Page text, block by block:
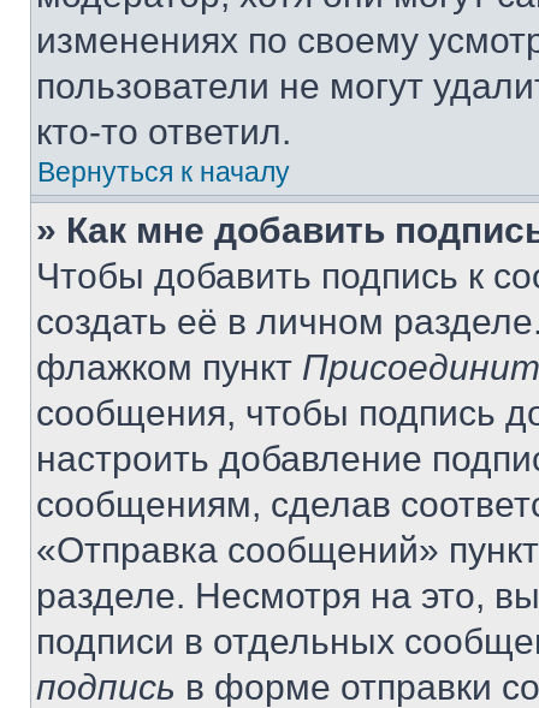
изменениях по своему
пользователи не могут
кто-то ответил.
Вернуться к началу
» Как мне добавить
Чтобы добавить подпись к
создать её в личном
флажком пункт
сообщения, чтобы подпись
настроить добавление
сообщениям, сделав
«Отправка сообщений»
разделе. Несмотря на это,
подписи в отдельных
подпись в форме отправки